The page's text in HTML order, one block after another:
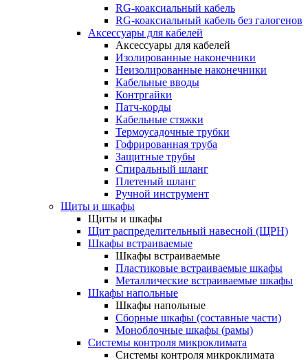
RG-коаксиальный кабель
RG-коаксиальный кабель без галогенов
Аксессуары для кабелей
Аксессуары для кабелей
Изолированные наконечники
Неизолированные наконечники
Кабельные вводы
Контргайки
Патч-корды
Кабельные стяжки
Термоусадочные трубки
Гофрированная труба
Защитные трубы
Спиральный шланг
Плетеный шланг
Ручной инструмент
Щиты и шкафы
Щиты и шкафы
Щит распределительный навесной (ЩРН)
Шкафы встраиваемые
Шкафы встраиваемые
Пластиковые встраиваемые шкафы
Металлические встраиваемые шкафы
Шкафы напольные
Шкафы напольные
Сборные шкафы (составные части)
Моноблочные шкафы (рамы)
Системы контроля микроклимата
Системы контроля микроклимата